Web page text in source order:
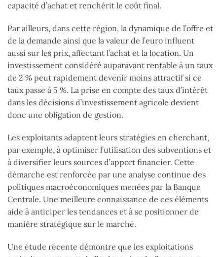
capacité d’achat et renchérit le coût final.
Par ailleurs, dans cette région, la dynamique de l’offre et
de la demande ainsi que la valeur de l’euro influent
aussi sur les prix, affectant l’achat et la location. Un
investissement considéré auparavant rentable à un taux
de 2 % peut rapidement devenir moins attractif si ce
taux passe à 5 %. La prise en compte des taux d’intérêt
dans les décisions d’investissement agricole devient
donc une obligation de gestion.
Les exploitants adaptent leurs stratégies en cherchant,
par exemple, à optimiser l’utilisation des subventions et
à diversifier leurs sources d’apport financier. Cette
démarche est renforcée par une analyse continue des
politiques macroéconomiques menées par la Banque
Centrale. Une meilleure connaissance de ces éléments
aide à anticiper les tendances et à se positionner de
manière stratégique sur le marché.
Une étude récente démontre que les exploitations